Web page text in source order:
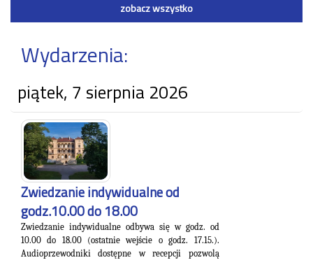
zobacz wszystko
Wydarzenia:
piątek, 7 sierpnia 2026
Zwiedzanie indywidualne od
godz.10.00 do 18.00
Zwiedzanie indywidualne odbywa się w godz. od
10.00 do 18.00 (ostatnie wejście o godz. 17.15.).
Audioprzewodniki dostępne w recepcji pozwolą